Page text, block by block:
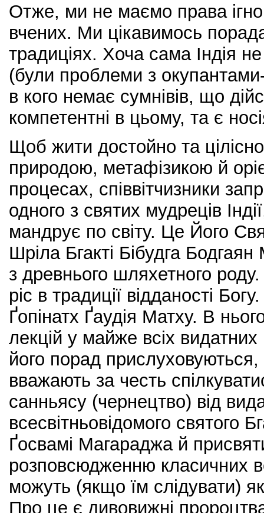
Отже, ми не маємо права
вчених. Ми цікавимось
традиціях. Хоча сама Індія
(були проблеми з
в кого немає сумнівів, що
компетентні в цьому, та є
Щоб жити достойно та
природою, метафізикою й
процесах, співвітчизники
одного з святих мудреців
мандрує по світу. Це Його
Шріла Бгакті Бібудга
з древнього шляхетного
ріс в традиції відданості
Ґопінатх Ґаудія Матху. В
лекцій у майже всіх
його порад
вважають за честь
санньясу (чернецтво) від
всесвітньовідомого святого
Ґосвамі Магараджа й
розповсюдженню класичних
можуть (якщо їм слідувати)
Про це є дивовижні